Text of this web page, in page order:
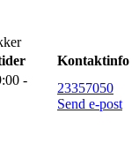
Kontaktinfo
-
23357050
Send e-post